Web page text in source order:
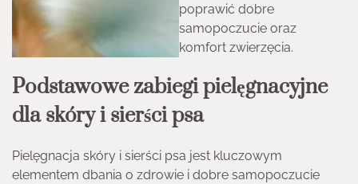
poprawić dobre
samopoczucie oraz
komfort zwierzęcia.
Podstawowe zabiegi pielęgnacyjne
dla skóry i sierści psa
Pielęgnacja skóry i sierści psa jest kluczowym
elementem dbania o zdrowie i dobre samopoczucie